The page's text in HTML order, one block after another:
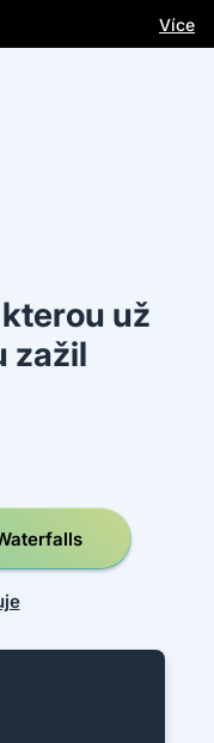
Více
už
zažil